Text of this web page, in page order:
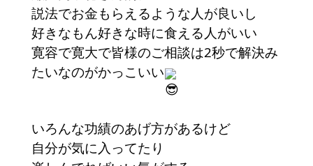
説法でお金もらえるような人が良いし
好きなもん好きな時に食える人がいい
寛容で寛大で皆様のご相談は2秒で解決み
たいなのがかっこいい
いろんな功績のあげ方があるけど
自分が気に入ってたり